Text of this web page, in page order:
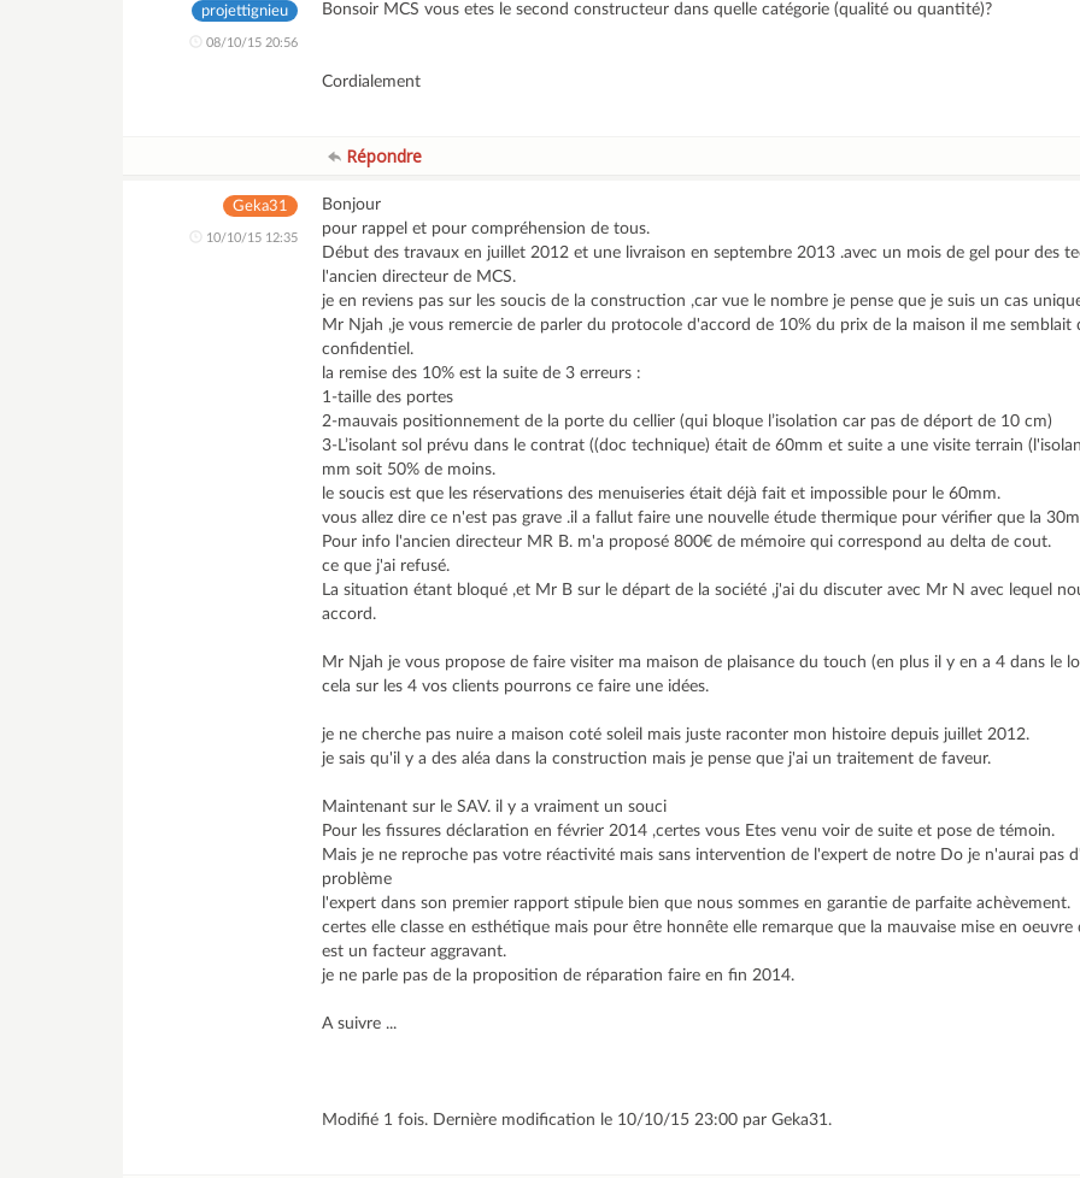
projettignieu
08/10/15 20:56
Bonsoir MCS vous etes le second constructeur dans quelle catégorie (qualité ou quantité)?
Cordialement
Répondre
Geka31
10/10/15 12:35
Bonjour
pour rappel et pour compréhension de tous.
Début des travaux en juillet 2012 et une livraison en septembre 2013 .avec un mois de gel pour des
l'ancien directeur de MCS.
je en reviens pas sur les soucis de la construction ,car vue le nombre je pense que je suis un cas
Mr Njah ,je vous remercie de parler du protocole d'accord de 10% du prix de la maison il me semblait
confidentiel.
la remise des 10% est la suite de 3 erreurs :
1-taille des portes
2-mauvais positionnement de la porte du cellier (qui bloque l’isolation car pas de déport de 10 cm)
3-L’isolant sol prévu dans le contrat ((doc technique) était de 60mm et suite a une visite terrain
mm soit 50% de moins.
le soucis est que les réservations des menuiseries était déjà fait et impossible pour le 60mm.
vous allez dire ce n'est pas grave .il a fallut faire une nouvelle étude thermique pour vérifier que la
Pour info l'ancien directeur MR B. m'a proposé 800€ de mémoire qui correspond au delta de cout.
ce que j'ai refusé.
La situation étant bloqué ,et Mr B sur le départ de la société ,j'ai du discuter avec Mr N avec lequel
accord.
Mr Njah je vous propose de faire visiter ma maison de plaisance du touch (en plus il y en a 4 dans le
cela sur les 4 vos clients pourrons ce faire une idées.
je ne cherche pas nuire a maison coté soleil mais juste raconter mon histoire depuis juillet 2012.
je sais qu'il y a des aléa dans la construction mais je pense que j'ai un traitement de faveur.
Maintenant sur le SAV. il y a vraiment un souci
Pour les fissures déclaration en février 2014 ,certes vous Etes venu voir de suite et pose de témoin.
Mais je ne reproche pas votre réactivité mais sans intervention de l'expert de notre Do je n'aurai pas
problème
l'expert dans son premier rapport stipule bien que nous sommes en garantie de parfaite achèvement.
certes elle classe en esthétique mais pour être honnête elle remarque que la mauvaise mise en
est un facteur aggravant.
je ne parle pas de la proposition de réparation faire en fin 2014.
A suivre ...
Modifié 1 fois. Dernière modification le 10/10/15 23:00 par Geka31.